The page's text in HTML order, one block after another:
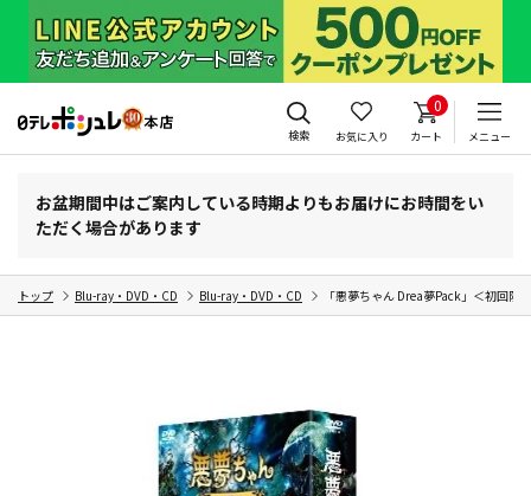
検索 お気に入り
0
カート メニュー
お盆期間中はご案内している時期よりもお届けにお時間をい
ただく場合があります
トップ Blu-ray・DVD・CD Blu-ray・DVD・CD 「悪夢ちゃん Drea夢Pack」＜初回限